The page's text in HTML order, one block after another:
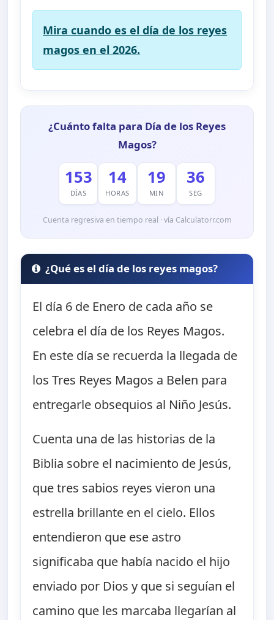
Mira cuando es el día de los reyes
magos en el 2026.
¿Cuánto falta para Día de los Reyes
Magos?
153
DÍAS
14
HORAS
19
MIN
35
SEG
Cuenta regresiva en tiempo real · vía Calculatorr.com
¿Qué es el día de los reyes magos?
El día 6 de Enero de cada año se
celebra el día de los Reyes Magos.
En este día se recuerda la llegada de
los Tres Reyes Magos a Belen para
entregarle obsequios al Niño Jesús.
Cuenta una de las historias de la
Biblia sobre el nacimiento de Jesús,
que tres sabios reyes vieron una
estrella brillante en el cielo. Ellos
entendieron que ese astro
significaba que había nacido el hijo
enviado por Dios y que si seguían el
camino que les marcaba llegarían al